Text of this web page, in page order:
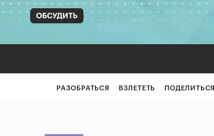
РАЗОБРАТЬСЯ ВЗЛЕТЕТЬ ПОДЕЛИТЬСЯ